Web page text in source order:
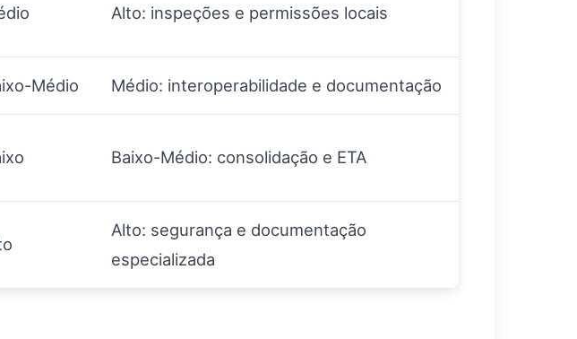
Alto: inspeções e permissões locais
Médio Médio: interoperabilidade e documentação
Baixo-Médio: consolidação e ETA
Alto: segurança e documentação
especializada